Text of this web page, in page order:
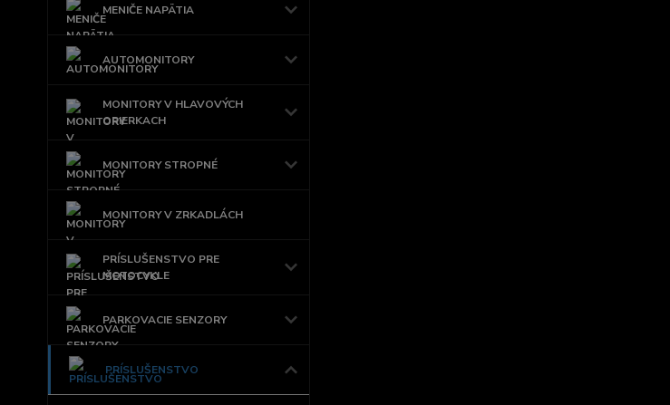
MENIČE NAPÄTIA
AUTOMONITORY
MONITORY V HLAVOVÝCH
OPIERKACH
MONITORY STROPNÉ
MONITORY V ZRKADLÁCH
PRÍSLUŠENSTVO PRE
MOTOCYKLE
PARKOVACIE SENZORY
PRÍSLUŠENSTVO